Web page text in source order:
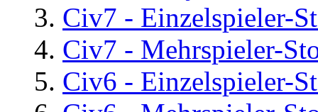
Civ7 - Einzelspieler-
Civ7 - Mehrspieler-
Civ6 - Einzelspieler-